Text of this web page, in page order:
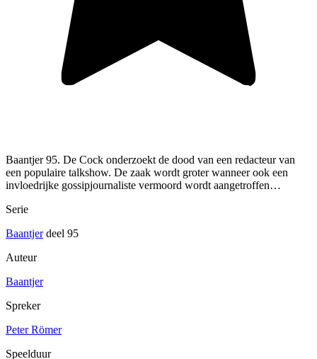
Baantjer 95. De Cock onderzoekt de dood van een redacteur van
een populaire talkshow. De zaak wordt groter wanneer ook een
invloedrijke gossipjournaliste vermoord wordt aangetroffen…
Serie
Baantjerdeel 95
Auteur
Baantjer
Spreker
Peter Römer
Speelduur